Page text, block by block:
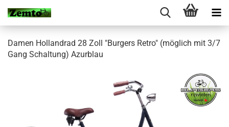
Damen Hollandrad 28 Zoll "Burgers Retro" (möglich mit 3/7
Gang Schaltung) Azurblau